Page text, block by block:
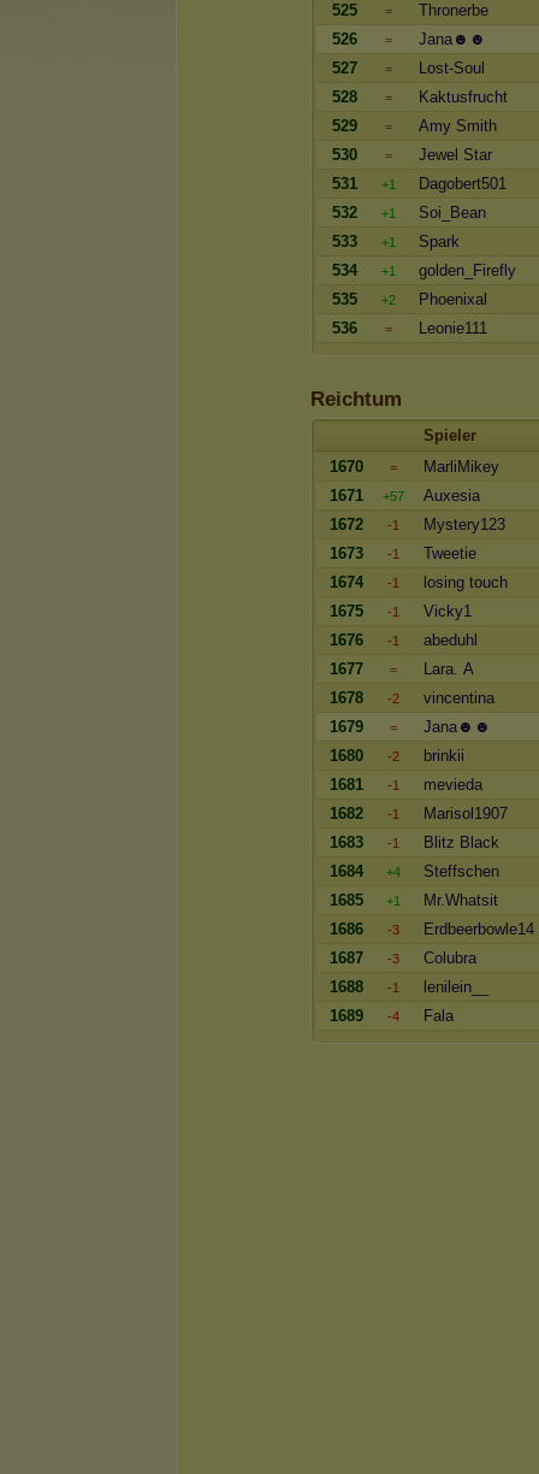
525
=
Thronerbe
526
=
Jana☻☻
527
=
Lost-Soul
528
=
Kaktusfrucht
529
=
Amy Smith
530
=
Jewel Star
531
+1
Dagobert501
532
+1
Soi_Bean
533
+1
Spark
534
+1
golden_Firefly
535
+2
Phoenixal
536
= Leonie111
Reichtum
Spieler
1670
=
MarliMikey
1671
+57
Auxesia
1672
-1
Mystery123
1673
-1
Tweetie
1674
-1
losing touch
1675
-1
Vicky1
1676
-1
abeduhl
1677
=
Lara. A
1678
-2
vincentina
1679
=
Jana☻☻
1680
-2
brinkii
1681
-1
mevieda
1682
-1
Marisol1907
1683
-1
Blitz Black
1684
+4
Steffschen
1685
+1
Mr.Whatsit
1686
-3
Erdbeerbowle14
1687
-3
Colubra
1688
-1
lenilein__
1689
-4 Fala